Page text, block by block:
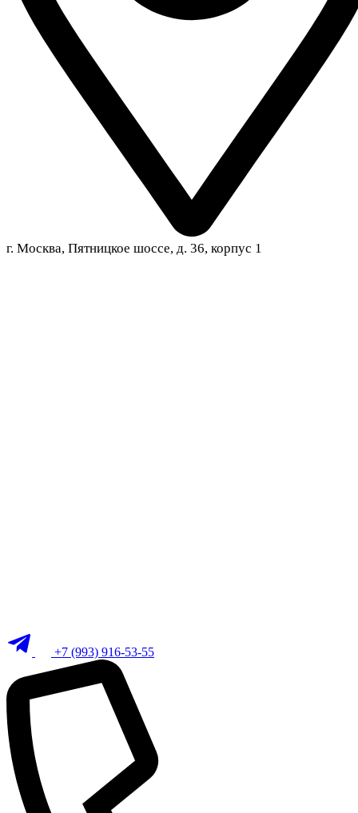
г. Москва, Пятницкое шоссе, д. 36, корпус 1
+7 (993) 916-53-55